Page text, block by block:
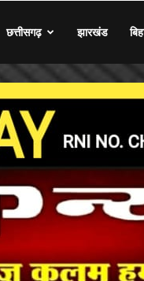
छत्तीसगढ़ झारखंड